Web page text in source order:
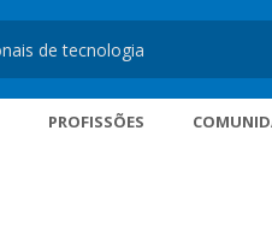
PROFISSÕES